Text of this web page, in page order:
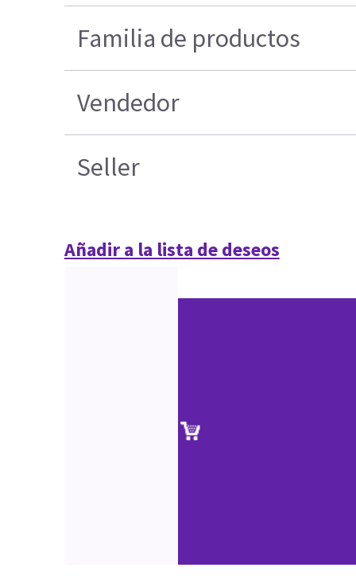
Familia de productos
Vendedor
Seller
Añadir a la lista de deseos